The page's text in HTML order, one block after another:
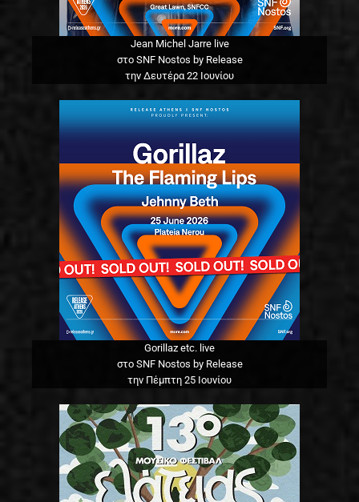
Jean Michel Jarre live
στο SNF Nostos by Release
την Δευτέρα 22 Ιουνίου
Gorillaz etc. live
στο SNF Nostos by Release
την Πέμπτη 25 Ιουνίου